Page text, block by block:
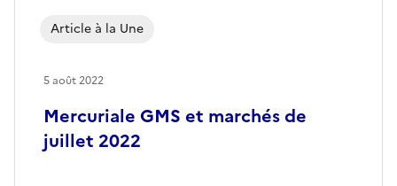
Mercuriale GMS et marchés de
juillet 2022
Article à la Une
5 août 2022